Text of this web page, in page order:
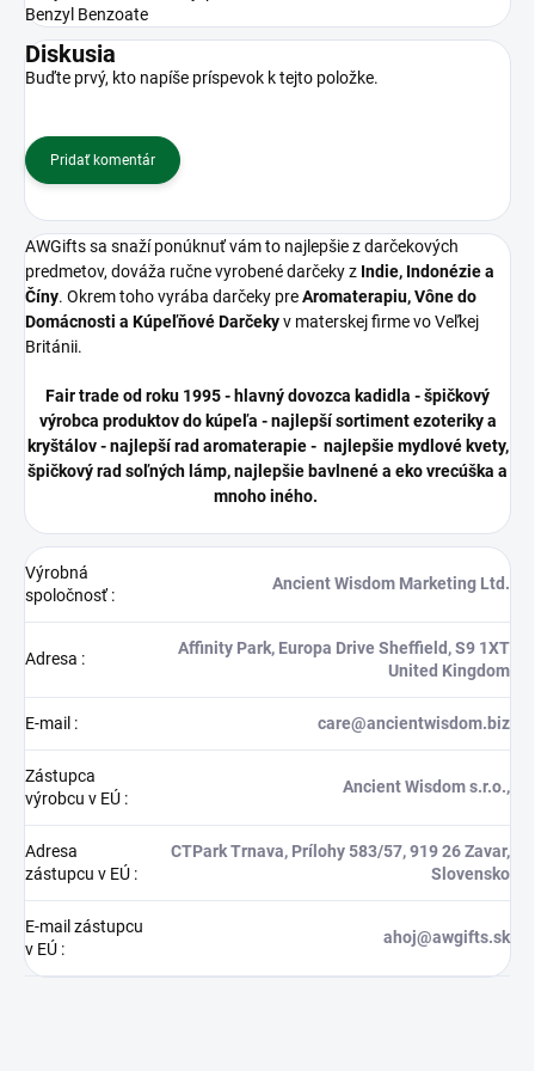
Benzyl Benzoate
Diskusia
Buďte prvý, kto napíše príspevok k tejto položke.
Pridať komentár
AWGifts sa snaží ponúknuť vám to najlepšie z darčekových
predmetov, dováža ručne vyrobené darčeky z Indie, Indonézie a
Číny. Okrem toho vyrába darčeky preAromaterapiu, Vône do
Domácnosti a Kúpeľňové Darčekyv materskej firme vo Veľkej
Británii.
Fair trade od roku 1995 - hlavný dovozca kadidla - špičkový
výrobca produktov do kúpeľa - najlepší sortiment ezoteriky a
kryštálov - najlepší rad aromaterapie - najlepšie mydlové kvety,
špičkový rad soľných lámp, najlepšie bavlnené a eko vrecúška a
mnoho iného.
Výrobná
spoločnosť:
Ancient Wisdom Marketing Ltd.
Adresa :
Affinity Park, Europa Drive Sheffield, S9 1XT
United Kingdom
E-mail : care@ancientwisdom.biz
Zástupca
výrobcu v EÚ :
Ancient Wisdom s.r.o.,
Adresa
zástupcu v EÚ :
CTPark Trnava, Prílohy 583/57, 919 26 Zavar,
Slovensko
E-mail zástupcu
v EÚ :
ahoj@awgifts.sk